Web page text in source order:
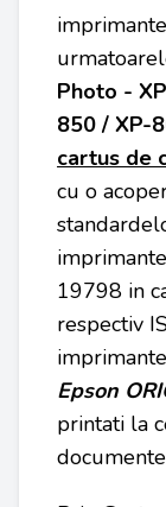
Photo -
850 / XP-
cartus de
cu o
19798 in
respectiv
Epson
printati la